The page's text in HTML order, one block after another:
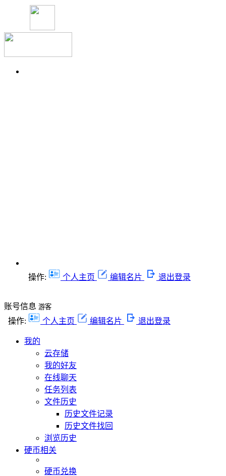
操作: 个人主页 编辑名片 退出登录
账号信息 游客
操作: 个人主页 编辑名片 退出登录
我的
云存储
我的好友
在线聊天
任务列表
文件历史
历史文件记录
历史文件找回
浏览历史
硬币相关
硬币兑换